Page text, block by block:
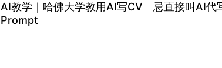
AI教学｜哈佛大学教用AI写CV 忌直接叫AI
Prompt